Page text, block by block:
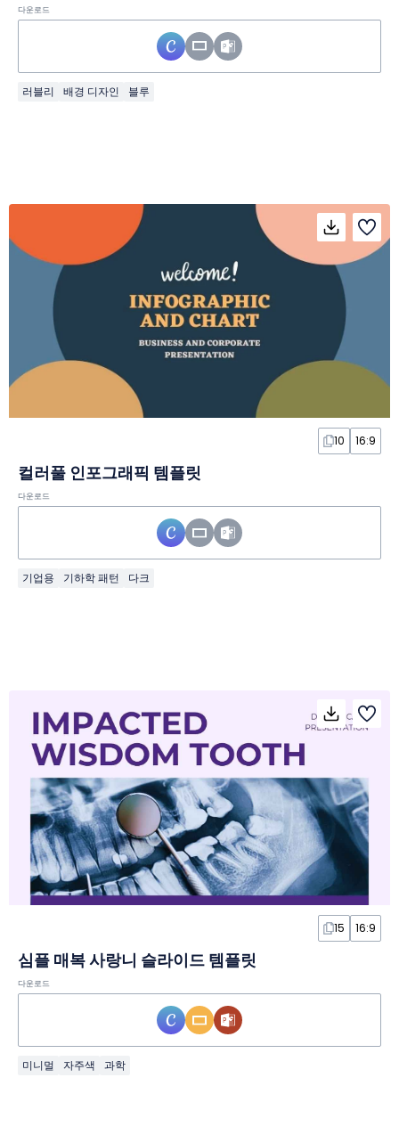
다운로드
러블리 배경 디자인 블루
10 16:9
컬러풀 인포그래픽 템플릿
다운로드
기업용 기하학 패턴 다크
15 16:9
심플 매복 사랑니 슬라이드 템플릿
다운로드
미니멀 자주색 과학